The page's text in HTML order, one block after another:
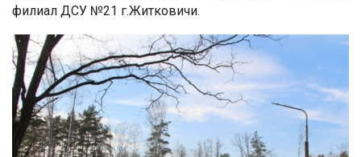
филиал ДСУ №21 г.Житковичи.